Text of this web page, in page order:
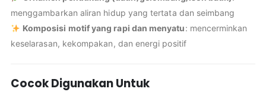
menggambarkan aliran hidup yang tertata dan seimbang
Komposisi motif yang rapi dan menyatu: mencerminkan
keselarasan, kekompakan, dan energi positif
Cocok Digunakan Untuk